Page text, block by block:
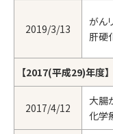
2019/3/13
がん
肝硬
【2017(平成29)年度】
2017/4/12
大腸
化学